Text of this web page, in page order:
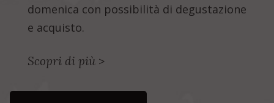
domenica con possibilità di degustazione
e acquisto.
Scopri di più >